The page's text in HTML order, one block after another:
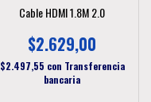
Cable HDMI 1.8M 2.0
$2.629,00
$2.497,55 con Transferencia
bancaria